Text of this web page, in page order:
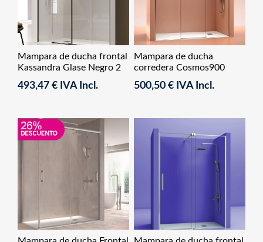
Mampara de ducha frontal
Kassandra Glase Negro 2
493,47 € IVA Incl.
Mampara de ducha
corredera Cosmos900
500,50 € IVA Incl.